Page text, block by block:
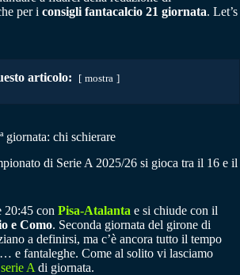
per i consigli fantacalcio 21 giornata. Let’s
articolo: mostra
giornata: chi schierare
di Serie A 2025/26 si gioca tra il 16 e il
20:45 con Pisa-Atalanta e si chiude con il
e Como. Seconda giornata del girone di
a definirsi, ma c’è ancora tutto il tempo
e fantaleghe. Come al solito vi lasciamo
A di giornata.